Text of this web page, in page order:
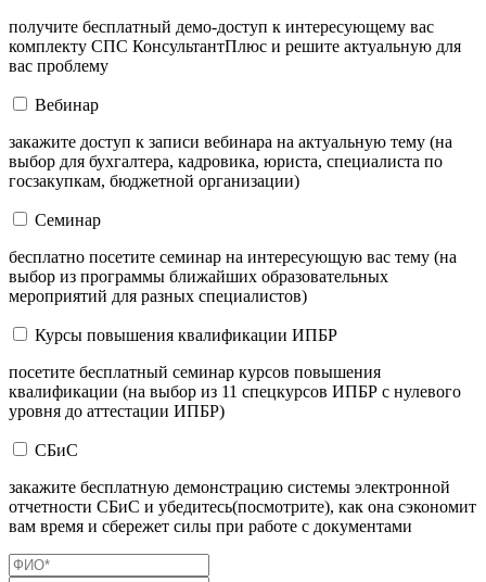
получите бесплатный демо-доступ к интересующему вас
комплекту СПС КонсультантПлюс и решите актуальную для
вас проблему
Вебинар
закажите доступ к записи вебинара на актуальную тему (на
выбор для бухгалтера, кадровика, юриста, специалиста по
госзакупкам, бюджетной организации)
Семинар
бесплатно посетите семинар на интересующую вас тему (на
выбор из программы ближайших образовательных
мероприятий для разных специалистов)
Курсы повышения квалификации ИПБР
посетите бесплатный семинар курсов повышения
квалификации (на выбор из 11 спецкурсов ИПБР с нулевого
уровня до аттестации ИПБР)
СБиС
закажите бесплатную демонстрацию системы электронной
отчетности СБиС и убедитесь(посмотрите), как она сэкономит
вам время и сбережет силы при работе с документами